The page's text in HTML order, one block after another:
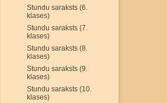
Stundu saraksts (6.
klases)
Stundu saraksts (7.
klases)
Stundu saraksts (8.
klases)
Stundu saraksts (9.
klases)
Stundu saraksts (10.
klases)